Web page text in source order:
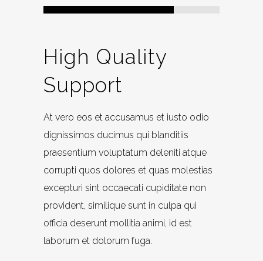
High Quality
Support
At vero eos et accusamus et iusto odio
dignissimos ducimus qui blanditiis
praesentium voluptatum deleniti atque
corrupti quos dolores et quas molestias
excepturi sint occaecati cupiditate non
provident, similique sunt in culpa qui
officia deserunt mollitia animi, id est
laborum et dolorum fuga.